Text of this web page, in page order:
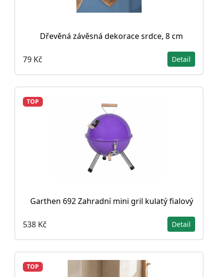
Dřevěná závěsná dekorace srdce, 8 cm
79 Kč Detail
TOP
Garthen 692 Zahradní mini gril kulatý fialový
538 Kč Detail
TOP